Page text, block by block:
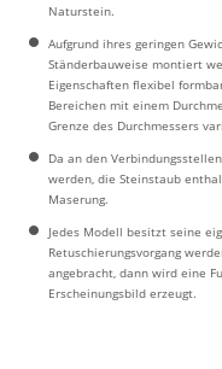
Naturstein.
Aufgrund ihres geringen
Ständerbauweise montiert
Eigenschaften flexibel
Bereichen mit einem
Grenze des Durchmessers
Da an den
werden, die Steinstaub
Maserung.
Jedes Modell besitzt seine
Retuschierungsvorgang
angebracht, dann wird eine
Erscheinungsbild erzeugt.